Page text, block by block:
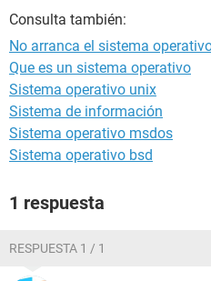
Consulta también:
No arranca el sistema
Que es un sistema operativo
Sistema operativo unix
Sistema de información
Sistema operativo msdos
Sistema operativo bsd
1 respuesta
RESPUESTA 1 / 1